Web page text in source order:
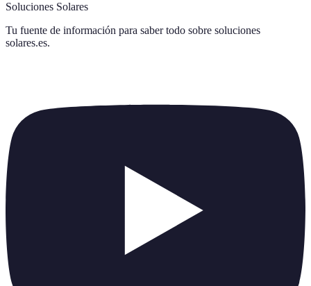
Soluciones Solares
Tu fuente de información para saber todo sobre soluciones
solares.es.